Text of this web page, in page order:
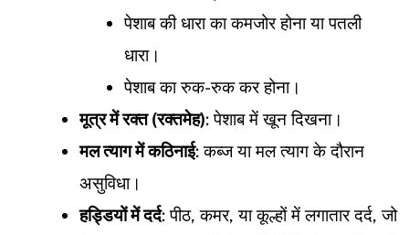
पेशाब की धारा का कमजोर होना या पतली
धारा।
पेशाब का रुक-रुक कर होना।
मूत्र में रक्त (रक्तमेह): पेशाब में खून दिखना।
मल त्याग में कठिनाई: कब्ज या मल त्याग के दौरान
असुविधा।
हड्डियों में दर्द: पीठ, कमर, या कूल्हों में लगातार दर्द, जो